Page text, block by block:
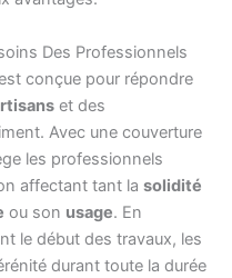
Des Professionnels
conçue pour répondre
et des
Avec une couverture
les professionnels
affectant tant la solidité
ou son usage. En
le début des travaux, les
durant toute la durée